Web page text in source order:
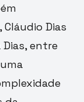
Dias
entre